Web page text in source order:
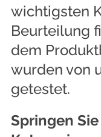
wichtigsten
Beurteilung
dem
wurden von
getestet.
Springen